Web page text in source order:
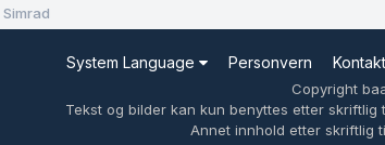
System Language Personvern
Copyright
Tekst og bilder kan kun benyttes etter
Annet innhold etter skriftlig